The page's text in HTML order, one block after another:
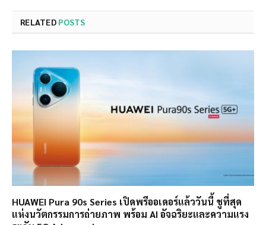
RELATED POSTS
HUAWEI Pura 90s Series เปิดพรีออเดอร์แล้ววันนี้ ชูที่สุด
แห่งนวัตกรรมการถ่ายภาพ พร้อม AI อัจฉริยะและความแรง